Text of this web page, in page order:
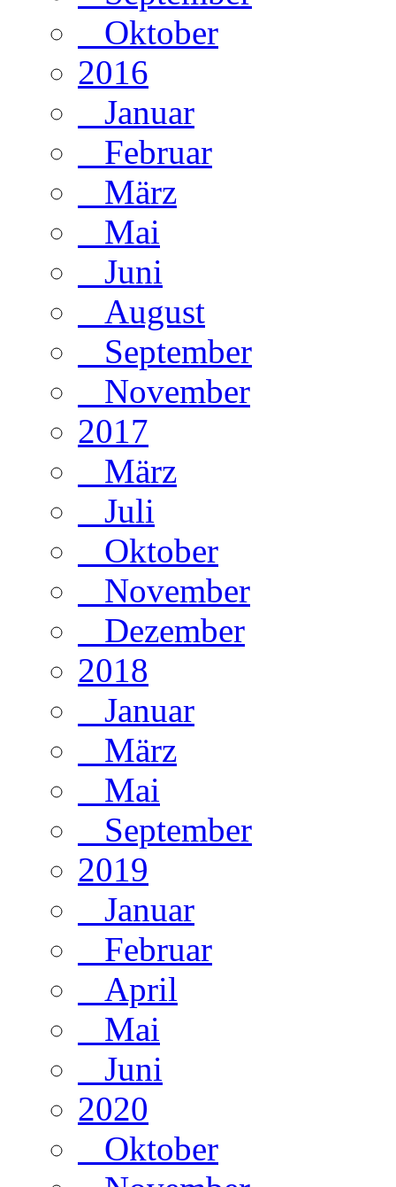
Oktober
2016
Januar
Februar
März
Mai
Juni
August
September
November
2017
März
Juli
Oktober
November
Dezember
2018
Januar
März
Mai
September
2019
Januar
Februar
April
Mai
Juni
2020
Oktober